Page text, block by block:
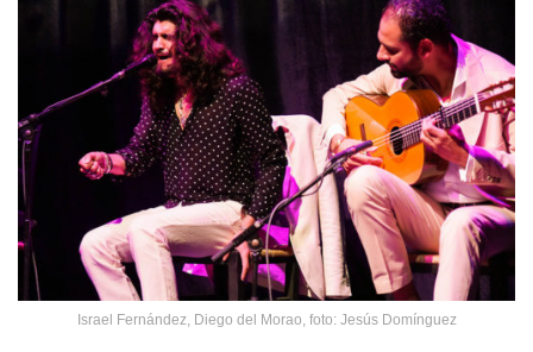
Israel Fernández, Diego del Morao, foto: Jesús Domínguez